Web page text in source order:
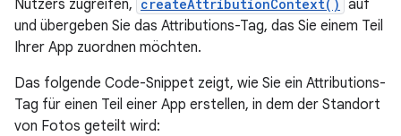
Nutzers zugreifen, createAttributionContext() auf
und übergeben Sie das Attributions-Tag, das Sie einem Teil
Ihrer App zuordnen möchten.
Das folgende Code-Snippet zeigt, wie Sie ein Attributions-
Tag für einen Teil einer App erstellen, in dem der Standort
von Fotos geteilt wird: